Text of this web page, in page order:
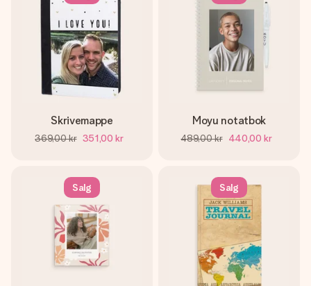
Skrivemappe
369,00 kr 351,00 kr
Moyu notatbok
489,00 kr 440,00 kr
Salg Salg